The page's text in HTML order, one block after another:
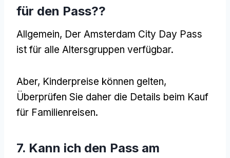
für den Pass??
Allgemein, Der Amsterdam City Day Pass
ist für alle Altersgruppen verfügbar.
Aber, Kinderpreise können gelten,
Überprüfen Sie daher die Details beim Kauf
für Familienreisen.
7. Kann ich den Pass am